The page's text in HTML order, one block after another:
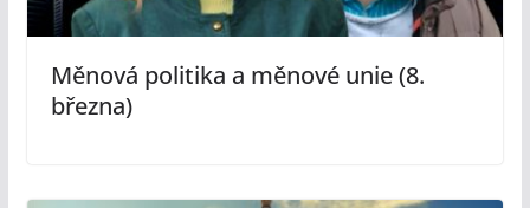
Měnová politika a měnové unie (8.
března)